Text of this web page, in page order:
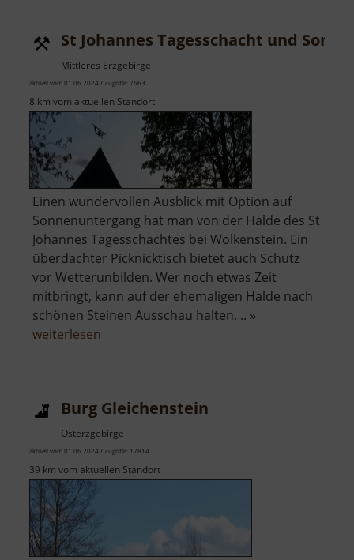
St Johannes Tagesschacht und
Mittleres Erzgebirge
aktuell vom 01.06.2024 / Zugriffe: 7663
8 km vom aktuellen Standort
Einen wundervollen Ausblick mit Option auf
Sonnenuntergang hat man von der Halde des St
Johannes Tagesschachtes bei Wolkenstein. Ein
überdachter Picknicktisch bietet auch Schutz
vor Wetterunbilden. Wer noch etwas Zeit
mitbringt, kann auf der ehemaligen Halde nach
schönen Steinen Ausschau halten. .. »
weiterlesen
und
Sommerhalde
Burg Gleichenstein
Osterzgebirge
aktuell vom 01.06.2024 / Zugriffe: 17814
39 km vom aktuellen Standort